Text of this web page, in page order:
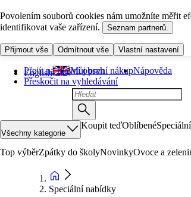
Povolením souborů cookies nám umožníte měřit
identifikovat vaše zařízení.
Seznam partnerů.
Přijmout vše Odmítnout vše Vlastní nastavení
Přejít na hlavní obsah
Přeskočit na vyhledávání
English Můj první nákupNápověda
Všechny kategorie
Koupit teďOblíbené
Top výběrZpátky do školyNovinkyOvoce a
Speciální nabídky